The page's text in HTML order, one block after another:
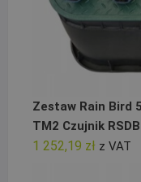
Zestaw Rain Bird
TM2 Czujnik
1 252,19 zł z VAT